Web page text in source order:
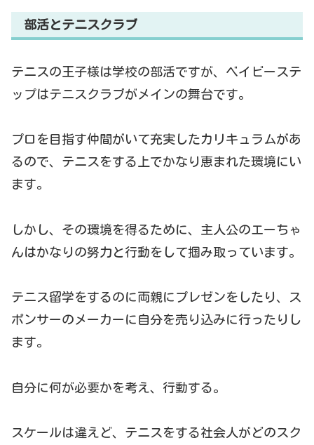
部活とテニスクラブ
テニスの王子様は学校の部活ですが、ベイビーステ
ップはテニスクラブがメインの舞台です。
プロを目指す仲間がいて充実したカリキュラムがあ
るので、テニスをする上でかなり恵まれた環境にい
ます。
しかし、その環境を得るために、主人公のエーちゃ
んはかなりの努力と行動をして掴み取っています。
テニス留学をするのに両親にプレゼンをしたり、ス
ポンサーのメーカーに自分を売り込みに行ったりし
ます。
自分に何が必要かを考え、行動する。
スケールは違えど、テニスをする社会人がどのスク